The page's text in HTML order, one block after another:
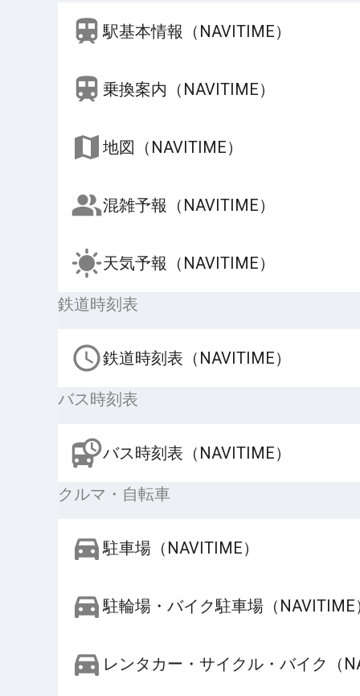
駅基本情報（NAVITIME）
乗換案内（NAVITIME）
地図（NAVITIME）
混雑予報（NAVITIME）
天気予報（NAVITIME）
鉄道時刻表
鉄道時刻表（NAVITIME）
バス時刻表
バス時刻表（NAVITIME）
クルマ・自転車
駐車場（NAVITIME）
駐輪場・バイク駐車場（NAVITIME
レンタカー・サイクル・バイク（